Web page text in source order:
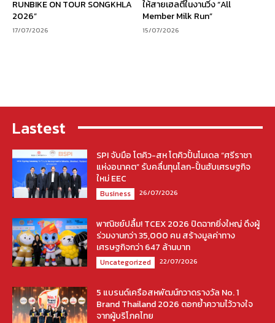
RUNBIKE ON TOUR SONGKHLA
2026”
17/07/2026
ให้สายเฮลตี้ในงานวิ่ง “All
Member Milk Run”
15/07/2026
Lastest
SPI จับมือ โตคิว-สห โตคิวปั้นโมเดล “ศรีราชา
แห่งอนาคต” รับคลื่นทุนโลก-ปั้นฮับเศรษฐกิจ
ใหม่ EEC
Business 26/07/2026
พาณิชย์ปลื้ม! TCEX 2026 ปิดฉากยิ่งใหญ่ ดึงผู้
ร่วมงานกว่า 35,000 คน สร้างมูลค่าทาง
เศรษฐกิจกว่า 647 ล้านบาท
Uncategorized 22/07/2026
5 แบรนด์เครือสหพัฒน์กวาดรางวัล No. 1
Brand Thailand 2026 ตอกย้ำความไว้วางใจ
จากผู้บริโภคไทย